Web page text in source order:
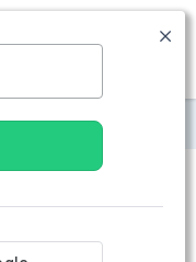
emploi